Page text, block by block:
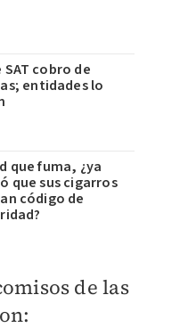
SAT cobro de
entidades lo
que fuma, ¿ya
que sus cigarros
código de
de las